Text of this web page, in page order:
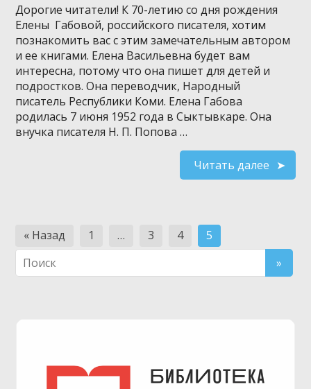
Дорогие читатели! К 70-летию со дня рождения
Елены Габовой, российского писателя, хотим
познакомить вас с этим замечательным автором
и ее книгами. Елена Васильевна будет вам
интересна, потому что она пишет для детей и
подростков. Она переводчик, Народный
писатель Республики Коми. Елена Габова
родилась 7 июня 1952 года в Сыктывкаре. Она
внучка писателя Н. П. Попова …
Читать далее
Навигация
по
записям
« Назад 1 … 3 4 5